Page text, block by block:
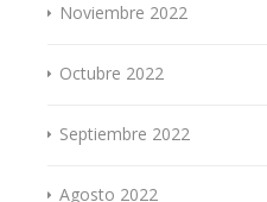
Noviembre 2022
Octubre 2022
Septiembre 2022
Agosto 2022